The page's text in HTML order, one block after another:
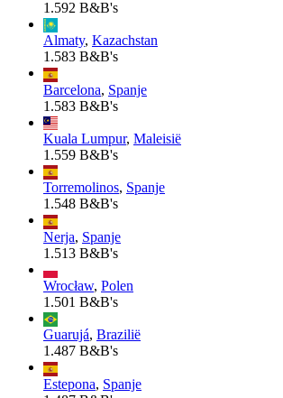
1.592 B&B's
Almaty, Kazachstan
1.583 B&B's
Barcelona, Spanje
1.583 B&B's
Kuala Lumpur, Maleisië
1.559 B&B's
Torremolinos, Spanje
1.548 B&B's
Nerja, Spanje
1.513 B&B's
Wrocław, Polen
1.501 B&B's
Guarujá, Brazilië
1.487 B&B's
Estepona, Spanje